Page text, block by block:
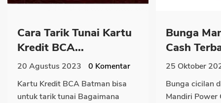
Cara Tarik Tunai Kartu
Kredit BCA...
20 Agustus 2023 0 Komentar
Kartu Kredit BCA Batman bisa
untuk tarik tunai Bagaimana
Bunga
Cash
25 Oktober
Bunga cicilan
Mandiri Power